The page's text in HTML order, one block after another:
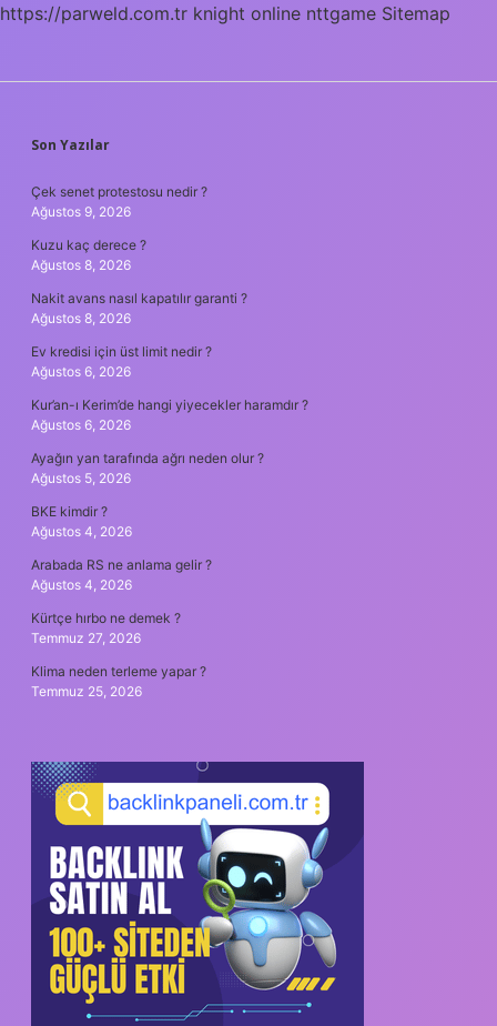
https://parweld.com.tr knight online nttgame Sitemap
SIDEBAR
Son Yazılar
Çek senet protestosu nedir ?
Ağustos 9, 2026
Kuzu kaç derece ?
Ağustos 8, 2026
Nakit avans nasıl kapatılır garanti ?
Ağustos 8, 2026
Ev kredisi için üst limit nedir ?
Ağustos 6, 2026
Kur’an-ı Kerim’de hangi yiyecekler haramdır ?
Ağustos 6, 2026
Ayağın yan tarafında ağrı neden olur ?
Ağustos 5, 2026
BKE kimdir ?
Ağustos 4, 2026
Arabada RS ne anlama gelir ?
Ağustos 4, 2026
Kürtçe hırbo ne demek ?
Temmuz 27, 2026
Klima neden terleme yapar ?
Temmuz 25, 2026